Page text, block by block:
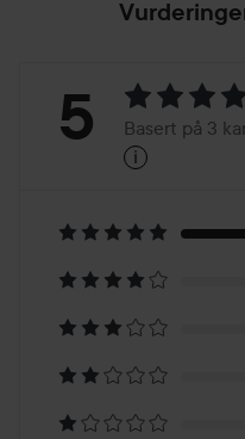
på
3
5 Basert på 3
i